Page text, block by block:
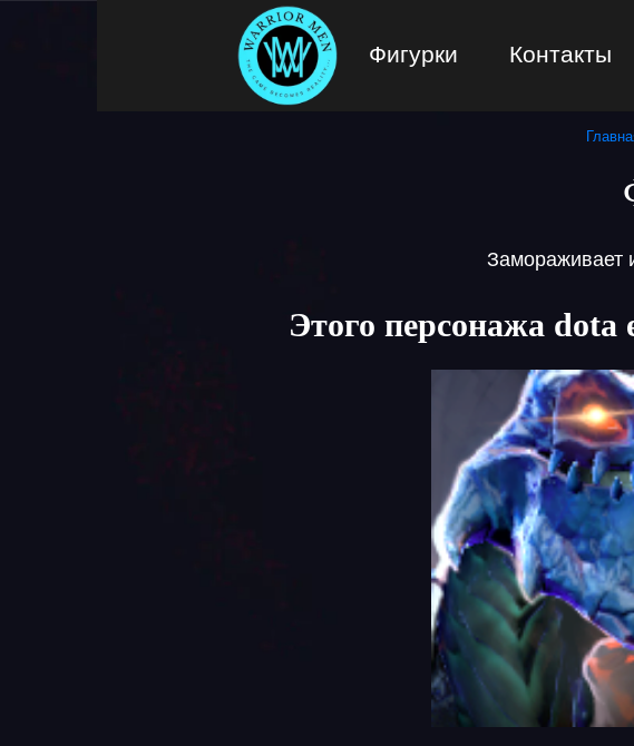
Фигурки Контакты
Замораживает
Этого персонажа